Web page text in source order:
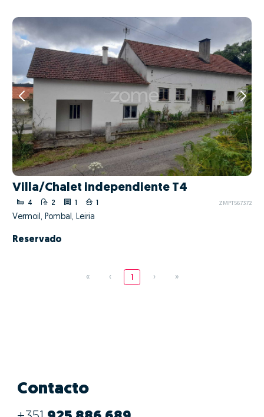
Villa/Chalet independiente T4
4 2 1 1 ZMPT567372
Vermoil, Pombal, Leiria
Reservado
« ‹ 1 › »
Contacto